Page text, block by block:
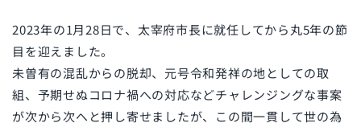
2023年の1月28日で、太宰府市長に就任してから丸5年の節
目を迎えました。
未曽有の混乱からの脱却、元号令和発祥の地としての取
組、予期せぬコロナ禍への対応などチャレンジングな事案
が次から次へと押し寄せましたが、この間一貫して世の為